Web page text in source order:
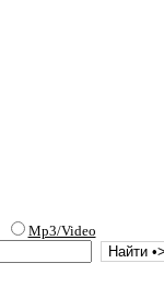
Mp3/Video